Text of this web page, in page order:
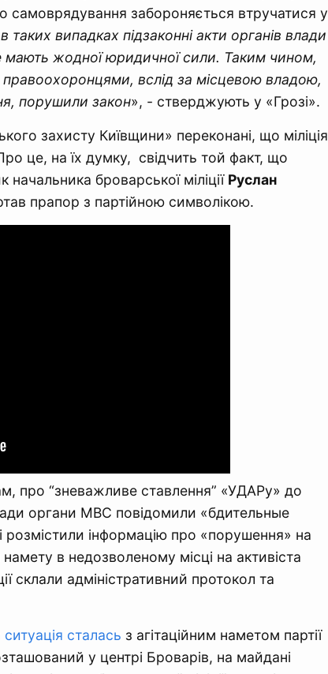
самоврядування забороняється втручатися у
таких випадках підзаконні акти органів влади
мають жодної юридичної сили. Таким чином,
вслід за місцевою владою,
порушили закон», - стверджують у «Грозі».
захисту Київщини» переконані, що міліція
це, на їх думку, свідчить той факт, що
броварської міліції Руслан
прапор з партійною символікою.
про “зневажливе ставлення” «УДАРу» до
органи МВС повідомили «бдительные
розмістили інформацію про «порушення» на
в недозволеному місці на активіста
склали адміністративний протокол та
ситуація сталась з агітаційним наметом партії
у центрі Броварів, на майдані